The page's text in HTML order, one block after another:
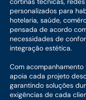
personalizados para
hotelaria, saúde,
pensada de acordo
necessidades de
integração estética.
Com
apoia cada projeto
garantindo soluções
exigências de cada